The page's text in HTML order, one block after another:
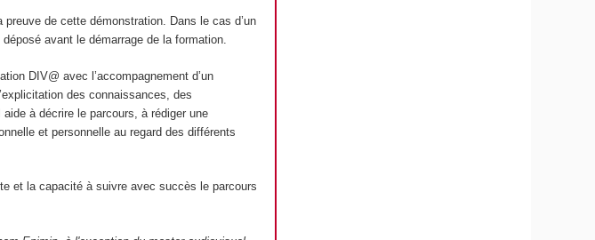
preuve de cette démonstration. Dans le cas d’un
avant le démarrage de la formation.
DIV@ avec l’accompagnement d’un
des connaissances, des
à décrire le parcours, à rédiger une
et personnelle au regard des différents
et la capacité à suivre avec succès le parcours